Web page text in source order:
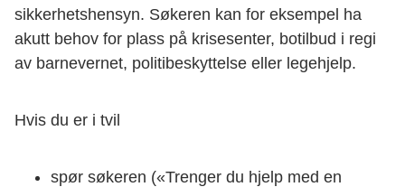
sikkerhetshensyn. Søkeren kan for eksempel ha
akutt behov for plass på krisesenter, botilbud i regi
av barnevernet, politibeskyttelse eller legehjelp.
Hvis du er i tvil
spør søkeren («Trenger du hjelp med en